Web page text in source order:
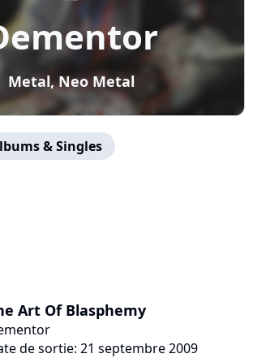
Metal, Neo Metal
& Singles
Art Of Blasphemy
de sortie: 21 septembre 2009